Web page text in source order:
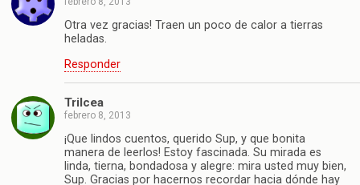
Otra vez gracias! Traen un poco de calor a tierras
heladas.
Responder
Trilcea
febrero 8, 2013
¡Que lindos cuentos, querido Sup, y que bonita
manera de leerlos! Estoy fascinada. Su mirada es
linda, tierna, bondadosa y alegre: mira usted muy bien,
Sup. Gracias por hacernos recordar hacia dónde hay